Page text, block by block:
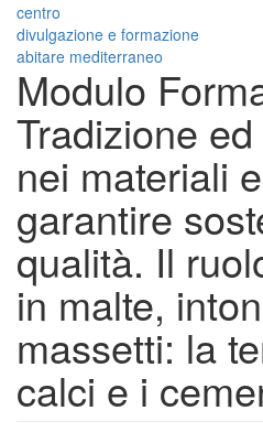
centro
divulgazione e formazione
abitare mediterraneo
Modulo
Tradizione
nei materiali
garantire
qualità. Il
in malte,
massetti: la
calci e i